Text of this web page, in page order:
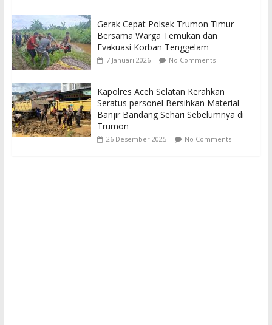
Gerak Cepat Polsek Trumon Timur
Bersama Warga Temukan dan
Evakuasi Korban Tenggelam
7 Januari 2026 No Comments
Kapolres Aceh Selatan Kerahkan
Seratus personel Bersihkan Material
Banjir Bandang Sehari Sebelumnya di
Trumon
26 Desember 2025 No Comments